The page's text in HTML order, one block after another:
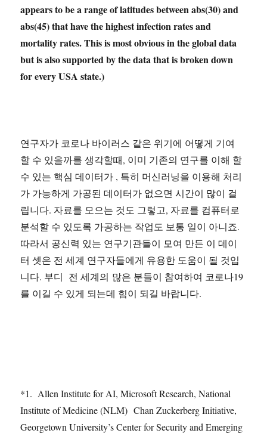
appears to be a range of latitudes between abs(30) and
abs(45) that have the highest infection rates and
mortality rates. This is most obvious in the global data
but is also supported by the data that is broken down
for every USA state.)
연구자가 코로나 바이러스 같은 위기에 어떻게 기여
할 수 있을까를 생각할때, 이미 기존의 연구를 이해 할
수 있는 핵심 데이터가 , 특히 머신러닝을 이용해 처리
가 가능하게 가공된 데이터가 없으면 시간이 많이 걸
립니다. 자료를 모으는 것도 그렇고, 자료를 컴퓨터로
분석할 수 있도록 가공하는 작업도 보통 일이 아니죠.
따라서 공신력 있는 연구기관들이 모여 만든 이 데이
터 셋은 전 세계 연구자들에게 유용한 도움이 될 것입
니다. 부디 전 세계의 많은 분들이 참여하여 코로나19
를 이길 수 있게 되는데 힘이 되길 바랍니다.
*1. Allen Institute for AI, Microsoft Research, National
Institute of Medicine (NLM) Chan Zuckerberg Initiative,
Georgetown University’s Center for Security and Emerging